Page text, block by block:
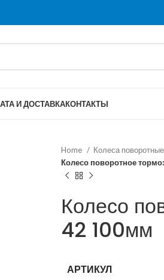
И ДОСТАВКАКОНТАКТЫ
Home
Колеса
Колесо поворотное
Колесо
42 100мм
АРТИКУЛ